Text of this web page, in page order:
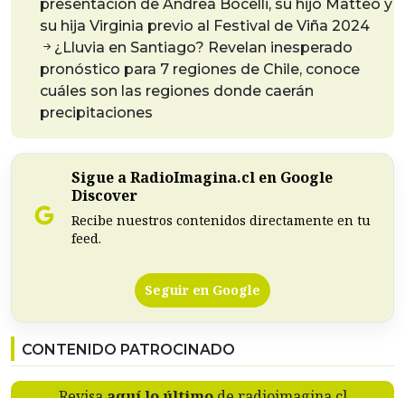
presentación de Andrea Bocelli, su hijo Matteo y
su hija Virginia previo al Festival de Viña 2024
¿Lluvia en Santiago? Revelan inesperado
pronóstico para 7 regiones de Chile, conoce
cuáles son las regiones donde caerán
precipitaciones
Sigue a RadioImagina.cl en Google
Discover
Recibe nuestros contenidos directamente en tu
feed.
Seguir en Google
CONTENIDO PATROCINADO